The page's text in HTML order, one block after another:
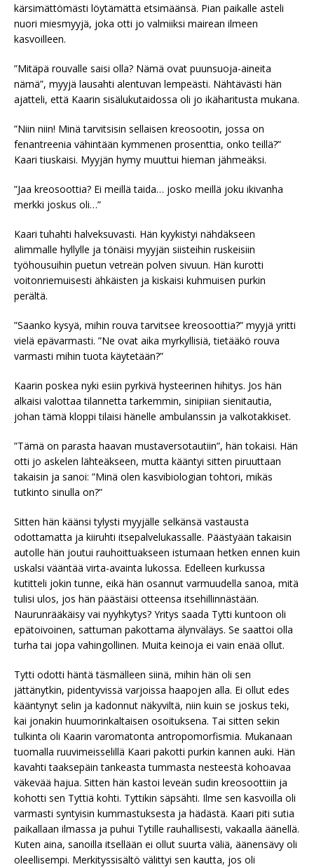
kärsimättömästi löytämättä etsimäänsä. Pian paikalle asteli
nuori miesmyyjä, joka otti jo valmiiksi mairean ilmeen
kasvoilleen.
”Mitäpä rouvalle saisi olla? Nämä ovat puunsuoja-aineita
nämä”, myyjä lausahti alentuvan lempeästi. Nähtävästi hän
ajatteli, että Kaarin sisälukutaidossa oli jo ikäharitusta mukana.
”Niin niin! Minä tarvitsisin sellaisen kreosootin, jossa on
fenantreenia vähintään kymmenen prosenttia, onko teillä?”
Kaari tiuskaisi. Myyjän hymy muuttui hieman jähmeäksi.
”Jaa kreosoottia? Ei meillä taida… josko meillä joku ikivanha
merkki joskus oli…”
Kaari tuhahti halveksuvasti. Hän kyykistyi nähdäkseen
alimmalle hyllylle ja tönäisi myyjän siisteihin ruskeisiin
työhousuihin puetun vetreän polven sivuun. Hän kurotti
voitonriemuisesti ähkäisten ja kiskaisi kuhmuisen purkin
perältä.
”Saanko kysyä, mihin rouva tarvitsee kreosoottia?” myyjä yritti
vielä epävarmasti. ”Ne ovat aika myrkyllisiä, tietääkö rouva
varmasti mihin tuota käytetään?”
Kaarin poskea nyki esiin pyrkivä hysteerinen hihitys. Jos hän
alkaisi valottaa tilannetta tarkemmin, sinipiian sienitautia,
johan tämä kloppi tilaisi hänelle ambulanssin ja valkotakkiset.
”Tämä on parasta haavan mustaversotautiin”, hän tokaisi. Hän
otti jo askelen lähteäkseen, mutta kääntyi sitten piruuttaan
takaisin ja sanoi: ”Minä olen kasvibiologian tohtori, mikäs
tutkinto sinulla on?”
Sitten hän käänsi tylysti myyjälle selkänsä vastausta
odottamatta ja kiiruhti itsepalvelukassalle. Päästyään takaisin
autolle hän joutui rauhoittuakseen istumaan hetken ennen kuin
uskalsi vääntää virta-avainta lukossa. Edelleen kurkussa
kutitteli jokin tunne, eikä hän osannut varmuudella sanoa, mitä
tulisi ulos, jos hän päästäisi otteensa itsehillinnästään.
Naurunrääkäisy vai nyyhkytys? Yritys saada Tytti kuntoon oli
epätoivoinen, sattuman pakottama älynväläys. Se saattoi olla
turha tai jopa vahingollinen. Muita keinoja ei vain enää ollut.
Tytti odotti häntä täsmälleen siinä, mihin hän oli sen
jättänytkin, pidentyvissä varjoissa haapojen alla. Ei ollut edes
kääntynyt selin ja kadonnut näkyviltä, niin kuin se joskus teki,
kai jonakin huumorinkaltaisen osoituksena. Tai sitten sekin
tulkinta oli Kaarin varomatonta antropomorfismia. Mukanaan
tuomalla ruuvimeisselillä Kaari pakotti purkin kannen auki. Hän
kavahti taaksepäin tankeasta tummasta nesteestä kohoavaa
väkevää hajua. Sitten hän kastoi leveän sudin kreosoottiin ja
kohotti sen Tyttiä kohti. Tyttikin säpsähti. Ilme sen kasvoilla oli
varmasti syntyisin kummastuksesta ja hädästä. Kaari piti sutia
paikallaan ilmassa ja puhui Tytille rauhallisesti, vakaalla äänellä.
Kuten aina, sanoilla itsellään ei ollut suurta väliä, äänensävy oli
oleellisempi. Merkityssisältö välittyi sen kautta, jos oli